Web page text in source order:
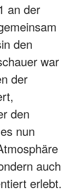
an der
den
war
der
den
nun
auch
erlebt.